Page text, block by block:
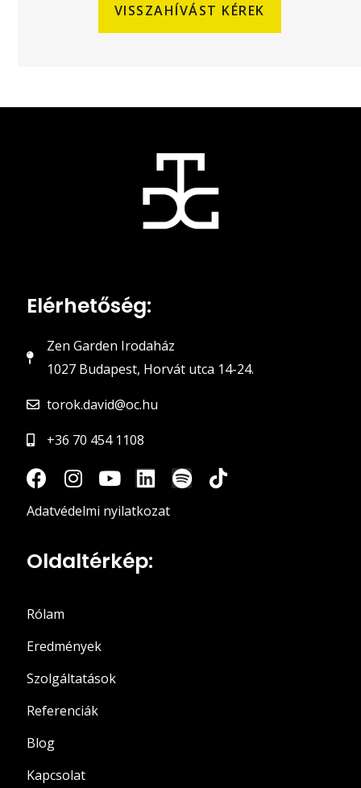
VISSZAHÍVÁST KÉREK
Elérhetőség:
Zen Garden Irodaház
1027 Budapest, Horvát utca 14-24.
torok.david@oc.hu
+36 70 454 1108
Adatvédelmi nyilatkozat
Oldaltérkép:
Rólam
Eredmények
Szolgáltatások
Referenciák
Blog
Kapcsolat